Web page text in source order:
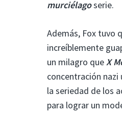
murciélagoserie.
Además, Fox tuvo
increíblemente
un milagro queX
concentración nazi
la seriedad de los
para lograr un